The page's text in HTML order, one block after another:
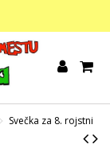
Svečka za 8. rojstni